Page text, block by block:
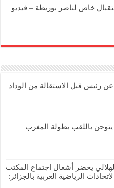
خاص لناصر بوريطة – فيديو
رئيس قبل الاستقالة من الوداد
باللقب بطولة المغرب
يحضر أشغال اجتماع المكتب
الرياضية العربية بالجزائر: